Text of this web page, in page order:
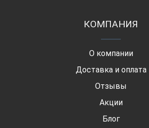
КОМПАНИЯ
О компании
Доставка и оплата
Отзывы
Акции
Блог